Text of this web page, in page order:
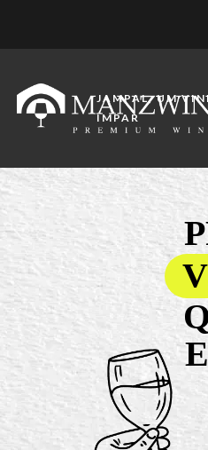
JAMPAL, UM
IMPAR